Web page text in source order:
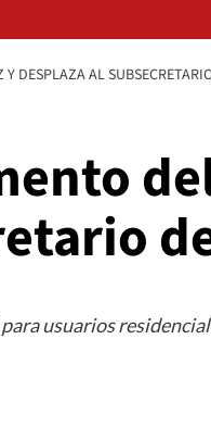
DESPLAZA AL
usuarios